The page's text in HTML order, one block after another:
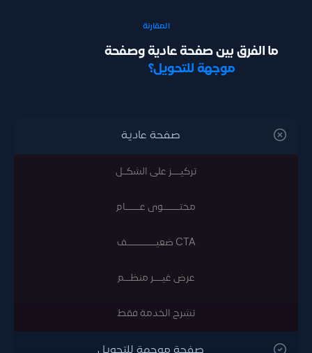
المقارنة
ما الفرق بين صفحة عادية وصفحة
موجهة للتحويل؟
صفحة عادية
تركيــــز على الشكــل
محتــــــــوى عـــــــام
CTA ضعيــــــــــــــف
عرض غيــــر منظـــم
تشرح الخدمة فقط
صفحة موجهة للتحويل